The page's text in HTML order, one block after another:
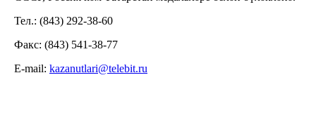
Тел.: (843) 292-38-60
Факс: (843) 541-38-77
Е-mail: kazanutlari@telebit.ru